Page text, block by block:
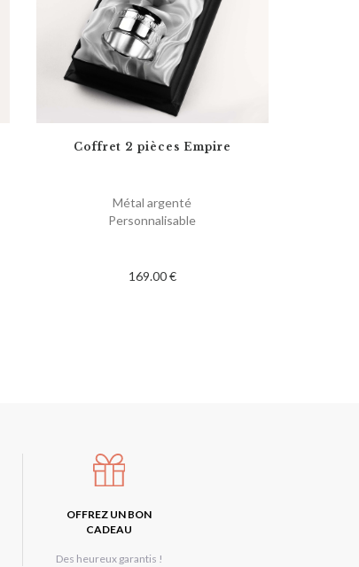
Coffret 2 pièces Empire
Métal argenté
Personnalisable
169.00 €
OFFREZ UN BON
CADEAU
Des heureux garantis !